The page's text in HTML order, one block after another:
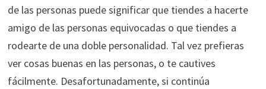
de las personas puede significar que tiendes a hacerte
amigo de las personas equivocadas o que tiendes a
rodearte de una doble personalidad. Tal vez prefieras
ver cosas buenas en las personas, o te cautives
fácilmente. Desafortunadamente, si continúa